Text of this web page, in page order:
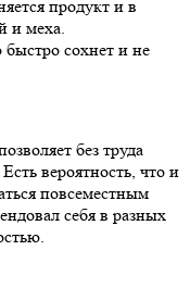
продукт и в
и меха.
сохнет и не
без труда
вероятность, что и
повсеместным
себя в разных